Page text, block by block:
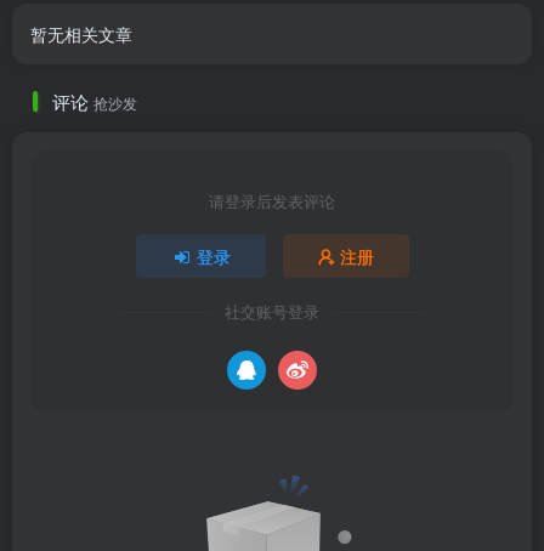
暂无相关文章
评论 抢沙发
请登录后发表评论
登录 注册
社交账号登录